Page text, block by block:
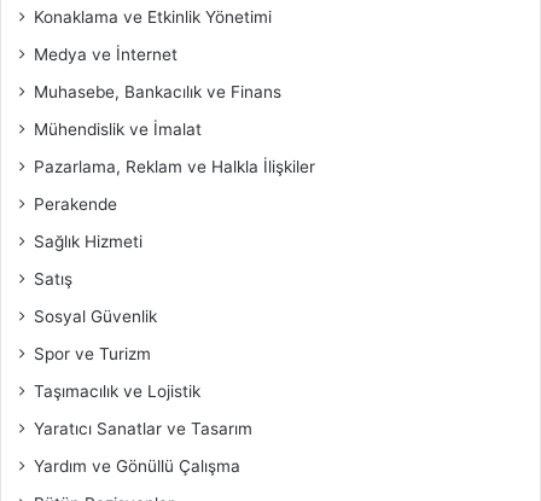
Konaklama ve Etkinlik Yönetimi
Medya ve İnternet
Muhasebe, Bankacılık ve Finans
Mühendislik ve İmalat
Pazarlama, Reklam ve Halkla İlişkiler
Perakende
Sağlık Hizmeti
Satış
Sosyal Güvenlik
Spor ve Turizm
Taşımacılık ve Lojistik
Yaratıcı Sanatlar ve Tasarım
Yardım ve Gönüllü Çalışma